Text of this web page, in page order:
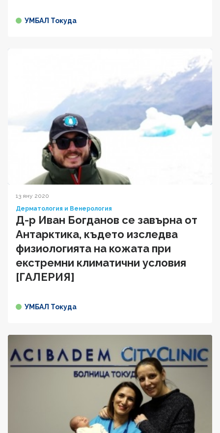
УМБАЛ Токуда
13 яну 2020
Дерматология и Венерология
Д-р Иван Богданов се завърна от
Антарктика, където изследва
физиологията на кожата при
екстремни климатични условия
[ГАЛЕРИЯ]
УМБАЛ Токуда